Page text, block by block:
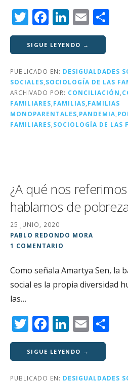
T
w
it
te
r
F
a
c
e
b
o
o
k
Li
n
k
e
dI
n
E
m
ai
l p
a
rt
ir
SIGUE LEYENDO →
PUBLICADO EN: DESIGUALDADES
SOCIALES,SOCIOLOGÍA DE LAS
ARCHIVADO POR: CONCILIACIÓN,
FAMILIARES,FAMILIAS,FAMILIAS
MONOPARENTALES,PANDEMIA,
FAMILIARES,SOCIOLOGÍA DE LAS
¿A qué nos
hablamos de
25 JUNIO, 2020
PABLO REDONDO MORA
1 COMENTARIO
Como señala Amartya Sen, la
social es la propia diversidad
las…
T
w
it
te
F
a
c
e
Li
n
k
e
E
m
ai
l p
SIGUE LEYENDO →
PUBLICADO EN: DESIGUALDADES